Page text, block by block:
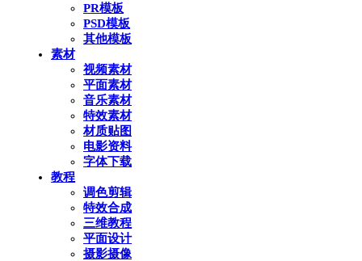
PR模板
PSD模板
其他模板
素材
视频素材
平面素材
音乐素材
特效素材
材质贴图
电影资料
字体下载
教程
调色剪辑
特效合成
三维教程
平面设计
摄影摄像